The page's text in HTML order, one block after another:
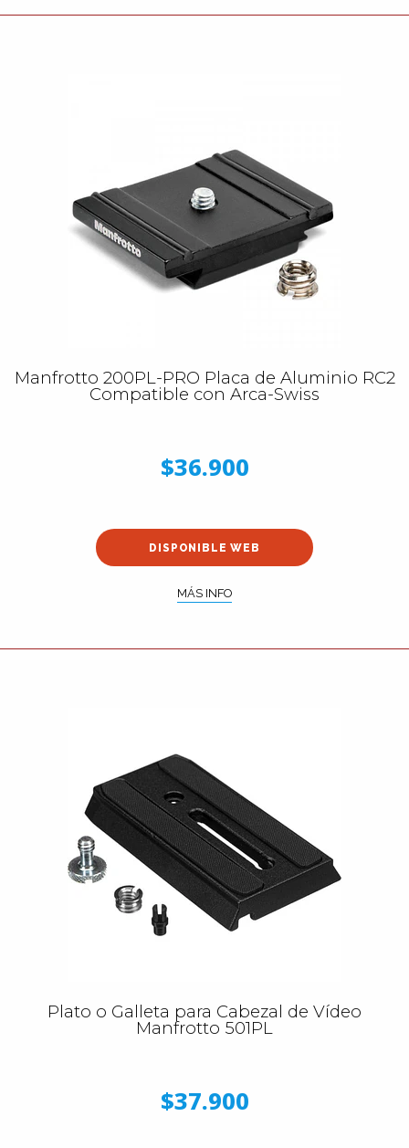
Manfrotto 200PL-PRO Placa de Aluminio RC2
Compatible con Arca-Swiss
$36.900
DISPONIBLE WEB
MÁS INFO
Plato o Galleta para Cabezal de Vídeo
Manfrotto 501PL
$37.900